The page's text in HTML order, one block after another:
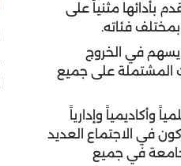
بأدائها مثنياً على
بمختلف فئاته.
يسهم في الخروج
المشتملة على جميع
وأكاديمياً وإدارياً
في الاجتماع العديد
في جميع